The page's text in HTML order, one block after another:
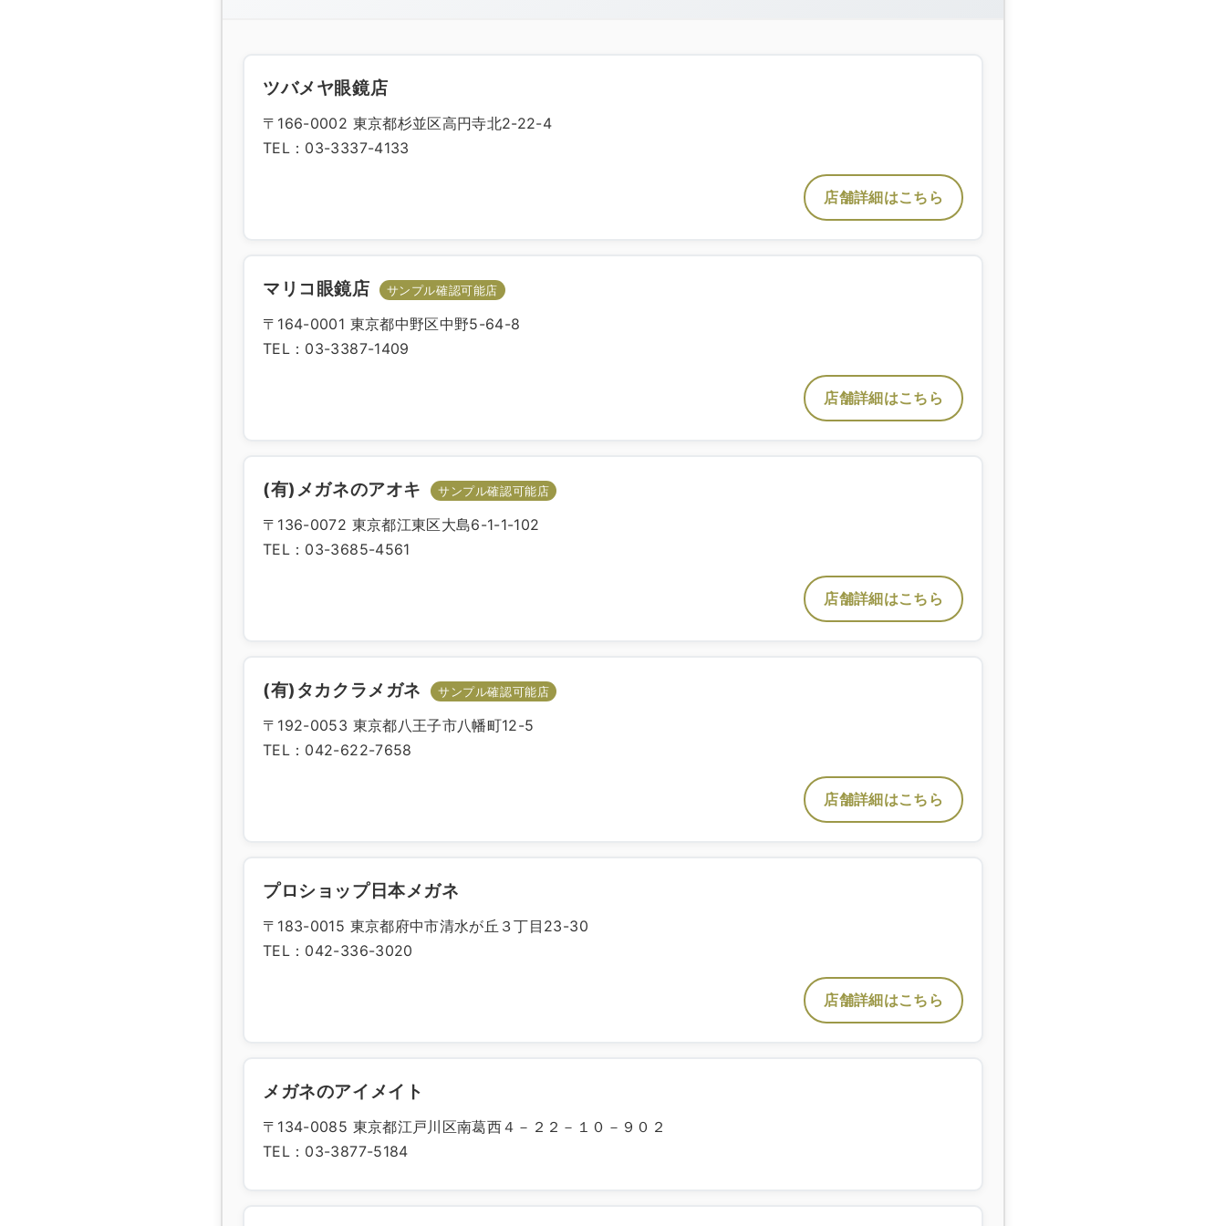
ツバメヤ眼鏡店
〒166-0002 東京都杉並区高円寺北2-22-4
TEL：03-3337-4133
店舗詳細はこちら
マリコ眼鏡店 サンプル確認可能店
〒164-0001 東京都中野区中野5-64-8
TEL：03-3387-1409
店舗詳細はこちら
(有)メガネのアオキ サンプル確認可能店
〒136-0072 東京都江東区大島6-1-1-102
TEL：03-3685-4561
店舗詳細はこちら
(有)タカクラメガネ サンプル確認可能店
〒192-0053 東京都八王子市八幡町12-5
TEL：042-622-7658
店舗詳細はこちら
プロショップ日本メガネ
〒183-0015 東京都府中市清水が丘３丁目23-30
TEL：042-336-3020
店舗詳細はこちら
メガネのアイメイト
〒134-0085 東京都江戸川区南葛西４－２２－１０－９０２
TEL：03-3877-5184